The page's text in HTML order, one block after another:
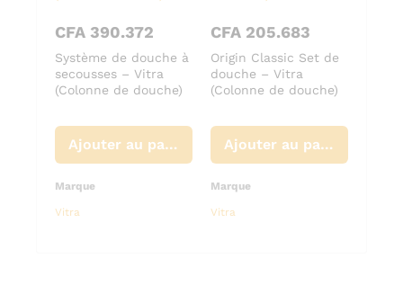
CFA 390.372
Système de douche à
secousses – Vitra
(Colonne de douche)
Ajouter au panier
Marque
Vitra
CFA 205.683
Origin Classic Set de
douche – Vitra
(Colonne de douche)
Ajouter au panier
Marque
Vitra